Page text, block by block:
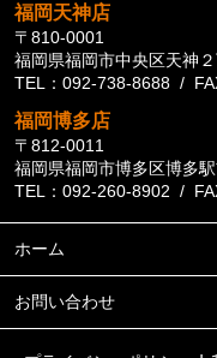
福岡天神店
〒810-0001
福岡県福岡市中央区天神
TEL：092-738-8688 /
福岡博多店
〒812-0011
福岡県福岡市博多区博多
TEL：092-260-8902 /
ホーム
お問い合わせ